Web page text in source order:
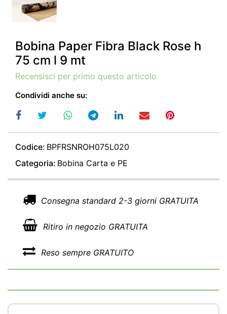
Bobina Paper Fibra Black Rose h
75 cm l 9 mt
Recensisci per primo questo articolo
Condividi anche su:
Codice: BPFRSNROH075L020
Categoria: Bobina Carta e PE
Consegna standard 2-3 giorni GRATUITA
Ritiro in negozio GRATUITA
Reso sempre GRATUITO